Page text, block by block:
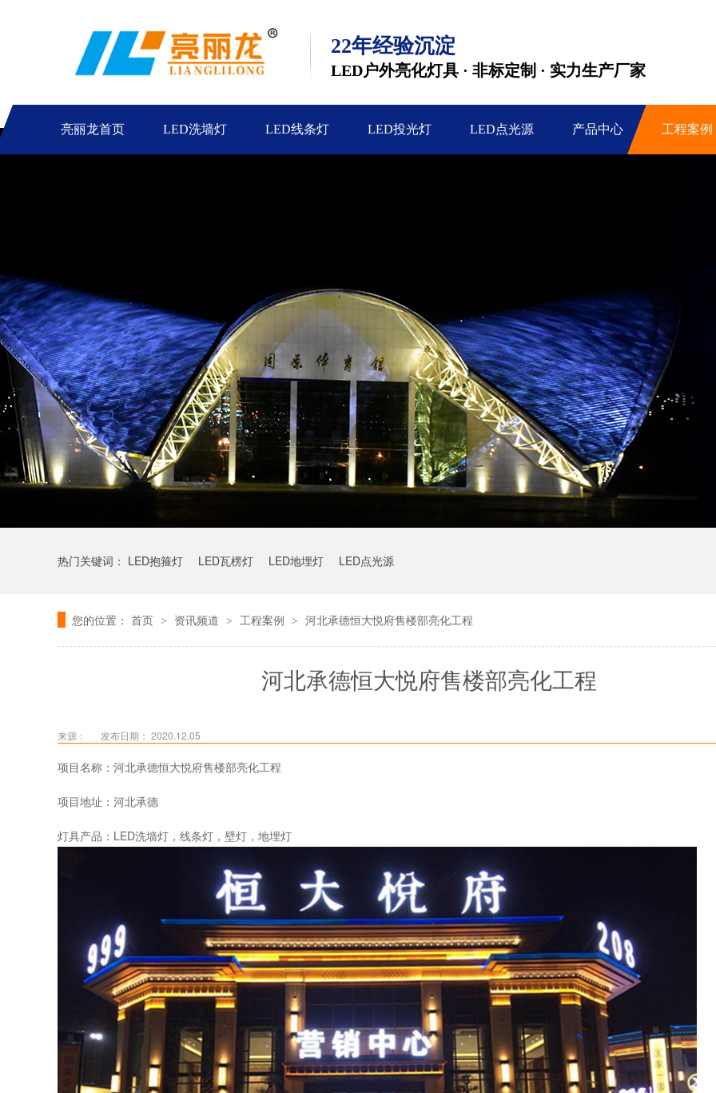
22年经验沉淀
LED户外亮化灯具 · 非标定制 · 实力生产厂家
亮丽龙首页 LED洗墙灯 LED线条灯 LED投光灯 LED点光源 产品中心 工程案例
热门关键词： LED抱箍灯 LED瓦楞灯 LED地埋灯 LED点光源
您的位置： 首页 > 资讯频道 > 工程案例 > 河北承德恒大悦府售楼部亮化工程​
河北承德恒大悦府售楼部亮化工程​
来源： 发布日期： 2020.12.05
项目名称：河北承德恒大悦府售楼部亮化工程
项目地址：河北承德
灯具产品：LED洗墙灯，线条灯，壁灯，地埋灯